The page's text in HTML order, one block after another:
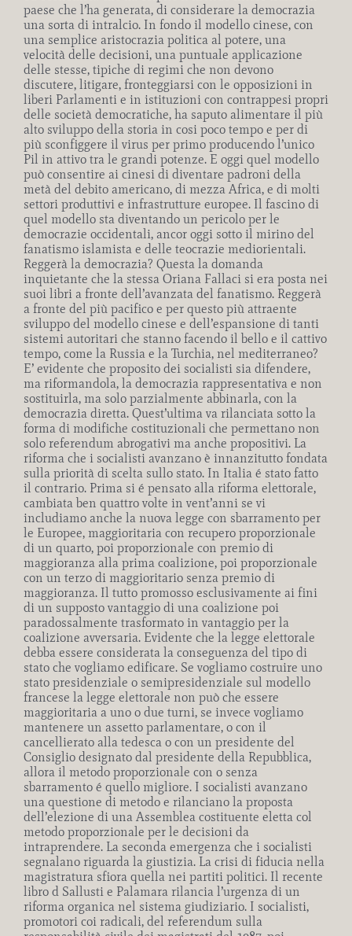
paese che l’ha generata, di considerare la democrazia
una sorta di intralcio. In fondo il modello cinese, con
una semplice aristocrazia politica al potere, una
velocità delle decisioni, una puntuale applicazione
delle stesse, tipiche di regimi che non devono
discutere, litigare, fronteggiarsi con le opposizioni in
liberi Parlamenti e in istituzioni con contrappesi propri
delle società democratiche, ha saputo alimentare il più
alto sviluppo della storia in cosi poco tempo e per di
più sconfiggere il virus per primo producendo l’unico
Pil in attivo tra le grandi potenze. E oggi quel modello
può consentire ai cinesi di diventare padroni della
metà del debito americano, di mezza Africa, e di molti
settori produttivi e infrastrutture europee. Il fascino di
quel modello sta diventando un pericolo per le
democrazie occidentali, ancor oggi sotto il mirino del
fanatismo islamista e delle teocrazie mediorientali.
Reggerà la democrazia? Questa la domanda
inquietante che la stessa Oriana Fallaci si era posta nei
suoi libri a fronte dell’avanzata del fanatismo. Reggerà
a fronte del più pacifico e per questo più attraente
sviluppo del modello cinese e dell’espansione di tanti
sistemi autoritari che stanno facendo il bello e il cattivo
tempo, come la Russia e la Turchia, nel mediterraneo?
E’ evidente che proposito dei socialisti sia difendere,
ma riformandola, la democrazia rappresentativa e non
sostituirla, ma solo parzialmente abbinarla, con la
democrazia diretta. Quest’ultima va rilanciata sotto la
forma di modifiche costituzionali che permettano non
solo referendum abrogativi ma anche propositivi. La
riforma che i socialisti avanzano è innanzitutto fondata
sulla priorità di scelta sullo stato. In Italia é stato fatto
il contrario. Prima si é pensato alla riforma elettorale,
cambiata ben quattro volte in vent’anni se vi
includiamo anche la nuova legge con sbarramento per
le Europee, maggioritaria con recupero proporzionale
di un quarto, poi proporzionale con premio di
maggioranza alla prima coalizione, poi proporzionale
con un terzo di maggioritario senza premio di
maggioranza. Il tutto promosso esclusivamente ai fini
di un supposto vantaggio di una coalizione poi
paradossalmente trasformato in vantaggio per la
coalizione avversaria. Evidente che la legge elettorale
debba essere considerata la conseguenza del tipo di
stato che vogliamo edificare. Se vogliamo costruire uno
stato presidenziale o semipresidenziale sul modello
francese la legge elettorale non può che essere
maggioritaria a uno o due turni, se invece vogliamo
mantenere un assetto parlamentare, o con il
cancellierato alla tedesca o con un presidente del
Consiglio designato dal presidente della Repubblica,
allora il metodo proporzionale con o senza
sbarramento é quello migliore. I socialisti avanzano
una questione di metodo e rilanciano la proposta
dell’elezione di una Assemblea costituente eletta col
metodo proporzionale per le decisioni da
intraprendere. La seconda emergenza che i socialisti
segnalano riguarda la giustizia. La crisi di fiducia nella
magistratura sfiora quella nei partiti politici. Il recente
libro d Sallusti e Palamara rilancia l’urgenza di un
riforma organica nel sistema giudiziario. I socialisti,
promotori coi radicali, del referendum sulla